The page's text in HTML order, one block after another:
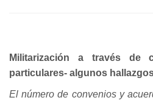
Militarización a través de
particulares- algunos
El número de convenios y